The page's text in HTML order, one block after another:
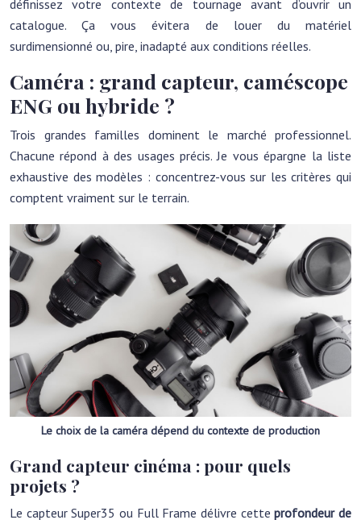
définissez votre contexte de tournage avant d’ouvrir un
catalogue. Ça vous évitera de louer du matériel
surdimensionné ou, pire, inadapté aux conditions réelles.
Caméra : grand capteur, caméscope
ENG ou hybride ?
Trois grandes familles dominent le marché professionnel.
Chacune répond à des usages précis. Je vous épargne la liste
exhaustive des modèles : concentrez-vous sur les critères qui
comptent vraiment sur le terrain.
Le choix de la caméra dépend du contexte de production
Grand capteur cinéma : pour quels
projets ?
Le capteur Super35 ou Full Frame délivre cetteprofondeur de